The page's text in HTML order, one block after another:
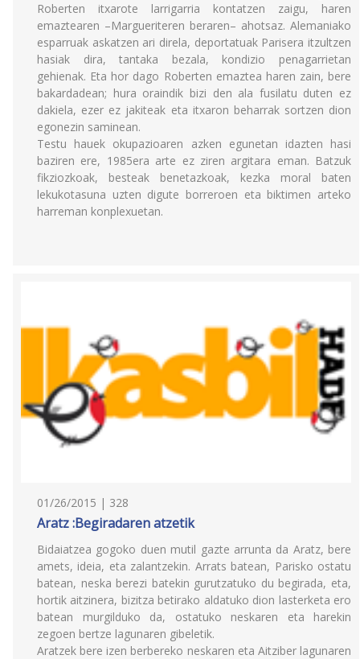
Roberten itxarote larrigarria kontatzen zaigu, haren
emaztearen –Margueriteren beraren– ahotsaz. Alemaniako
esparruak askatzen ari direla, deportatuak Parisera itzultzen
hasiak dira, tantaka bezala, kondizio penagarrietan
gehienak. Eta hor dago Roberten emaztea haren zain, bere
bakardadean; hura oraindik bizi den ala fusilatu duten ez
dakiela, ezer ez jakiteak eta itxaron beharrak sortzen dion
egonezin saminean.
Testu hauek okupazioaren azken egunetan idazten hasi
baziren ere, 1985era arte ez ziren argitara eman. Batzuk
fikziozkoak, besteak benetazkoak, kezka moral baten
lekukotasuna uzten digute borreroen eta biktimen arteko
harreman konplexuetan.
01/26/2015 | 328
Aratz :Begiradaren atzetik
Bidaiatzea gogoko duen mutil gazte arrunta da Aratz, bere
amets, ideia, eta zalantzekin. Arrats batean, Parisko ostatu
batean, neska berezi batekin gurutzatuko du begirada, eta,
hortik aitzinera, bizitza betirako aldatuko dion lasterketa ero
batean murgilduko da, ostatuko neskaren eta harekin
zegoen bertze lagunaren gibeletik.
Aratzek bere izen berbereko neskaren eta Aitziber lagunaren